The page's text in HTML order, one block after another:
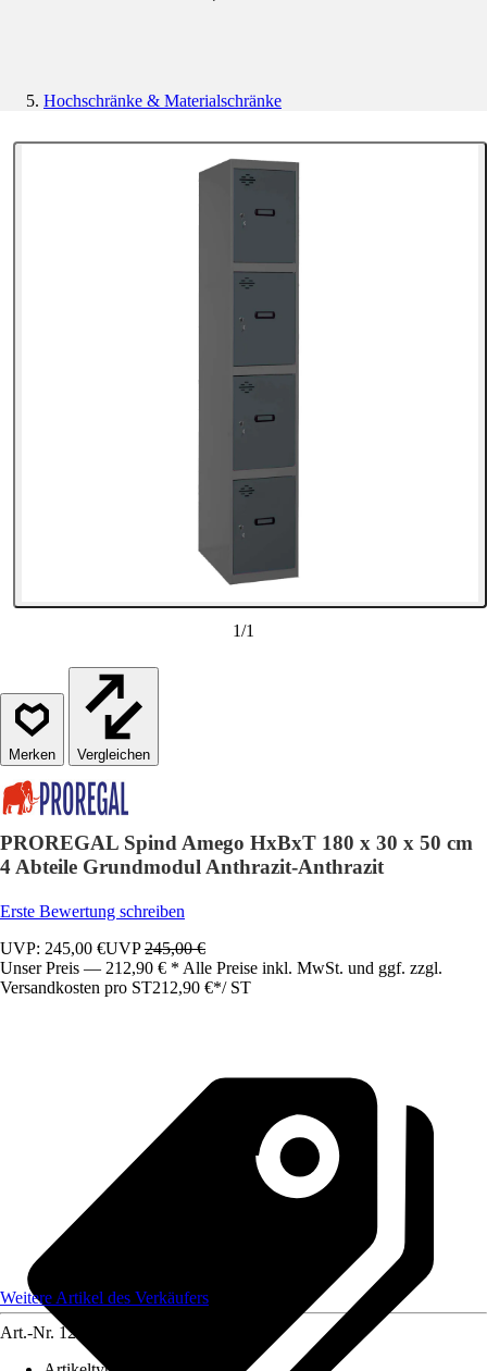
Hochschränke & Materialschränke
1/1
Vergleichen
PROREGAL Spind Amego HxBxT 180 x 30 x 50 cm
4 Abteile Grundmodul Anthrazit-Anthrazit
Erste Bewertung schreiben
UVP: 245,00 €UVP245,00 €
Unser Preis — 212,90 € * Alle Preise inkl. MwSt. und ggf. zzgl.
Versandkosten pro ST212,90 €*/ ST
Weitere Artikel des Verkäufers
Art.-Nr. 12583471